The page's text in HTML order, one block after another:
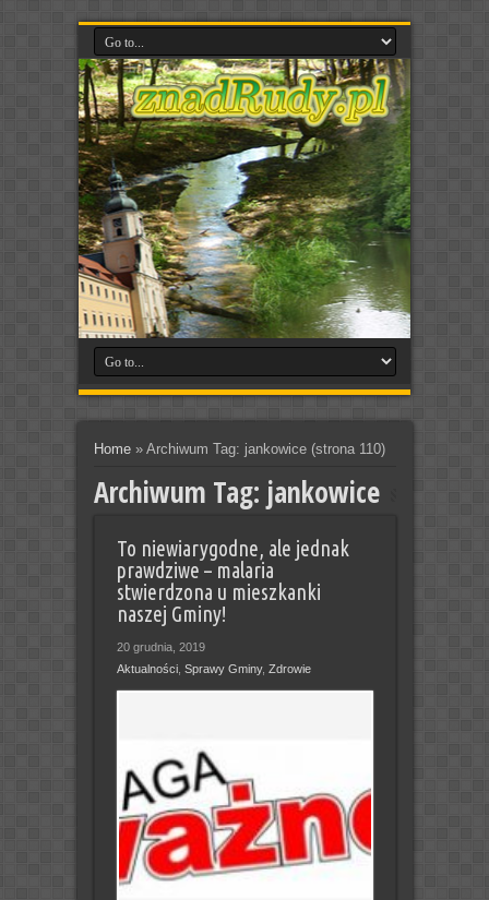
Home» Archiwum Tag: jankowice(strona 110)
Archiwum Tag: jankowice
To niewiarygodne, ale jednak
prawdziwe – malaria
stwierdzona u mieszkanki
naszej Gminy!
20 grudnia, 2019
Aktualności, Sprawy Gminy, Zdrowie